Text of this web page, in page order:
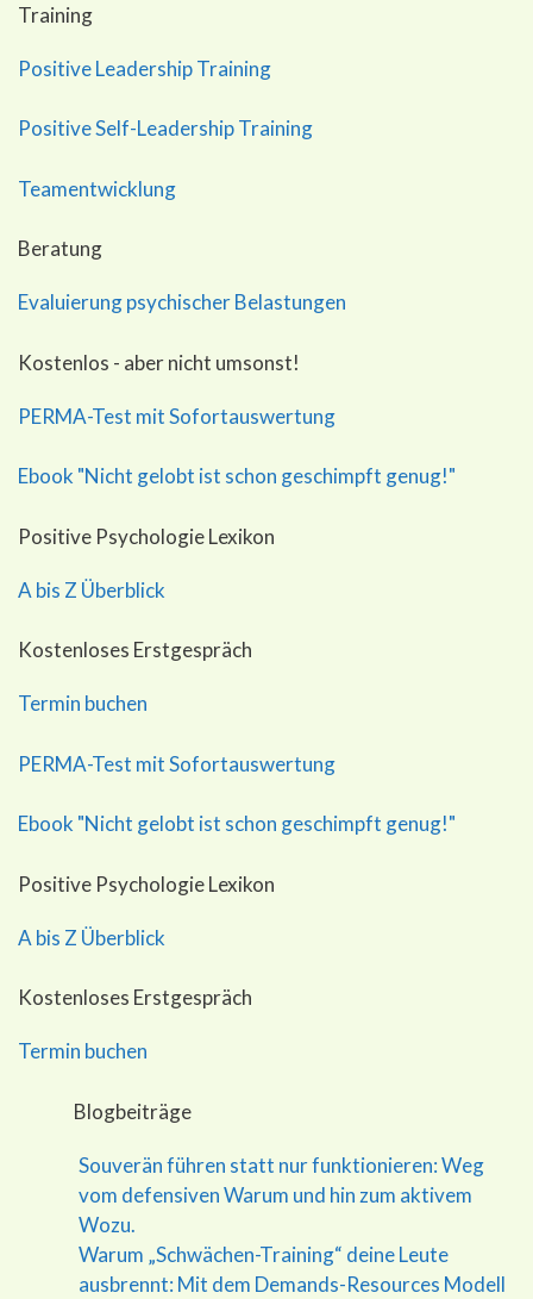
Training
Positive Leadership Training
Positive Self-Leadership Training
Teamentwicklung
Beratung
Evaluierung psychischer Belastungen
Kostenlos - aber nicht umsonst!
PERMA-Test mit Sofortauswertung
Ebook "Nicht gelobt ist schon geschimpft genug!"
Positive Psychologie Lexikon
A bis Z Überblick
Kostenloses Erstgespräch
Termin buchen
PERMA-Test mit Sofortauswertung
Ebook "Nicht gelobt ist schon geschimpft genug!"
Positive Psychologie Lexikon
A bis Z Überblick
Kostenloses Erstgespräch
Termin buchen
Blogbeiträge
Souverän führen statt nur funktionieren: Weg
vom defensiven Warum und hin zum aktivem
Wozu.
Warum „Schwächen-Training“ deine Leute
ausbrennt: Mit dem Demands-Resources Modell